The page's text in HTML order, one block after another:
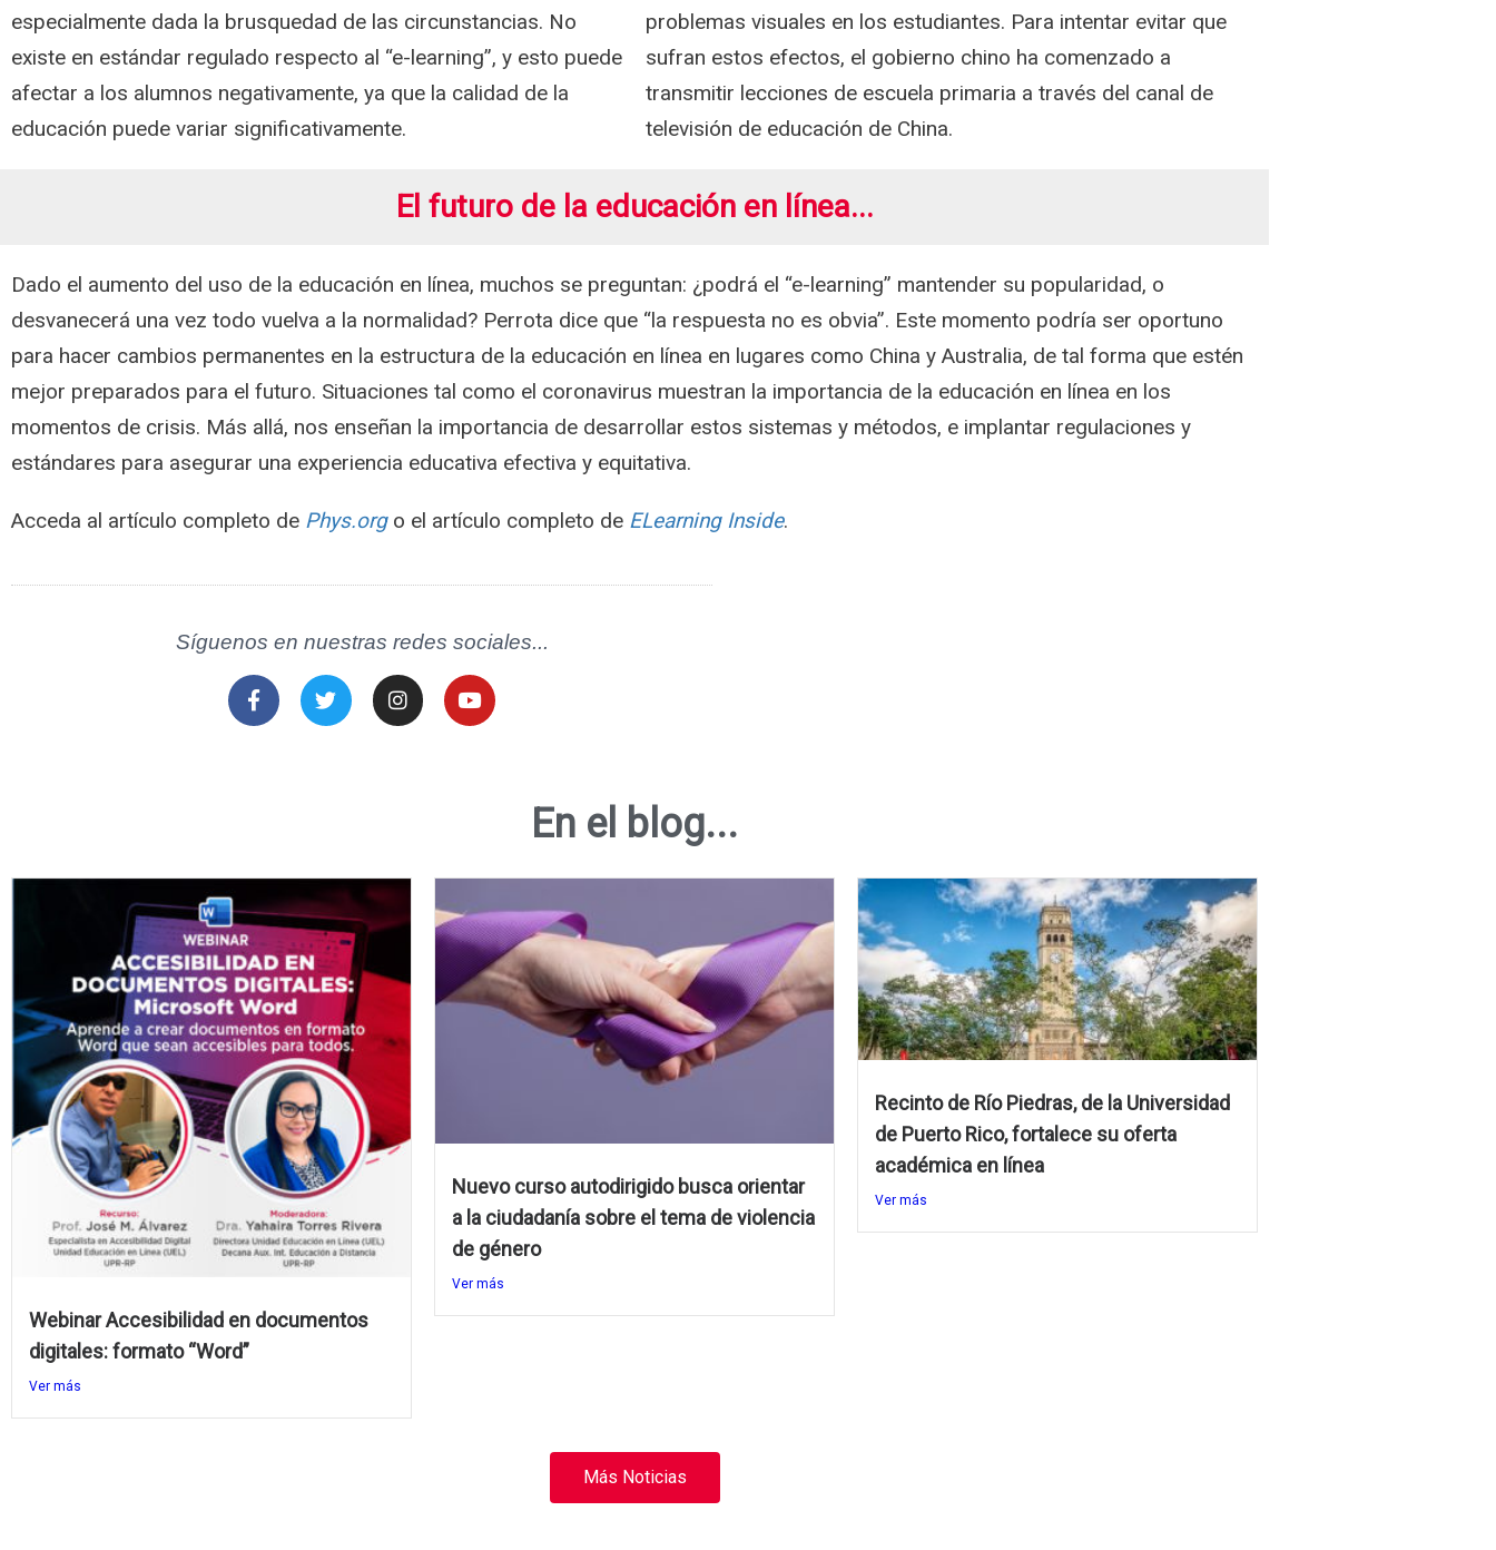
especialmente dada la brusquedad de las circunstancias. No
existe en estándar regulado respecto al “e-learning”, y esto puede
afectar a los alumnos negativamente, ya que la calidad de la
educación puede variar significativamente.
problemas visuales en los estudiantes. Para intentar evitar que
sufran estos efectos, el gobierno chino ha comenzado a
transmitir lecciones de escuela primaria a través del canal de
televisión de educación de China.
El futuro de la educación en línea...
Dado el aumento del uso de la educación en línea, muchos se preguntan: ¿podrá el “e-learning” mantender su popularidad, o
desvanecerá una vez todo vuelva a la normalidad? Perrota dice que “la respuesta no es obvia”. Este momento podría ser oportuno
para hacer cambios permanentes en la estructura de la educación en línea en lugares como China y Australia, de tal forma que estén
mejor preparados para el futuro. Situaciones tal como el coronavirus muestran la importancia de la educación en línea en los
momentos de crisis. Más allá, nos enseñan la importancia de desarrollar estos sistemas y métodos, e implantar regulaciones y
estándares para asegurar una experiencia educativa efectiva y equitativa.
Acceda al artículo completo de Phys.orgo el artículo completo de ELearning Inside.
Síguenos en nuestras redes sociales...
En el blog...
Webinar Accesibilidad en documentos
digitales: formato “Word”
Ver más
Nuevo curso autodirigido busca orientar
a la ciudadanía sobre el tema de violencia
de género
Ver más
Recinto de Río Piedras, de la Universidad
de Puerto Rico, fortalece su oferta
académica en línea
Ver más
Más Noticias